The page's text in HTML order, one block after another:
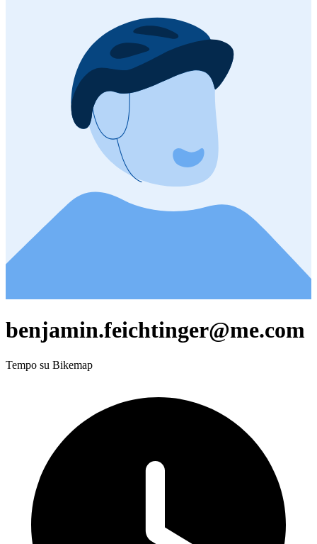
benjamin.feichtinger@me.com
Tempo su Bikemap